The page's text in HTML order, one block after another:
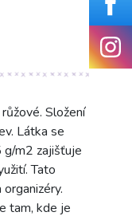
Složení
Látka se
g/m2 zajišťuje
Tato
tam, kde je